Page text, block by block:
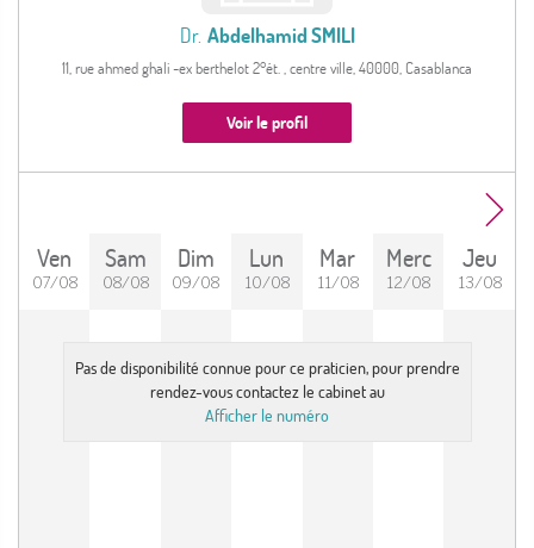
Dr. Abdelhamid SMILI
11, rue ahmed ghali -ex berthelot 2°ét. , centre ville, 40000, Casablanca
Voir le profil
Ven
07/08
Sam
08/08
Dim
09/08
Lun
10/08
Mar
11/08
Merc
12/08
Jeu
13/08
Pas de disponibilité connue pour ce praticien, pour prendre
rendez-vous contactez le cabinet au
Afficher le numéro